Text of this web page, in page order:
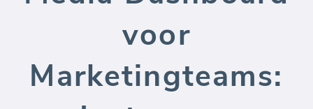
voor
Marketingteams: